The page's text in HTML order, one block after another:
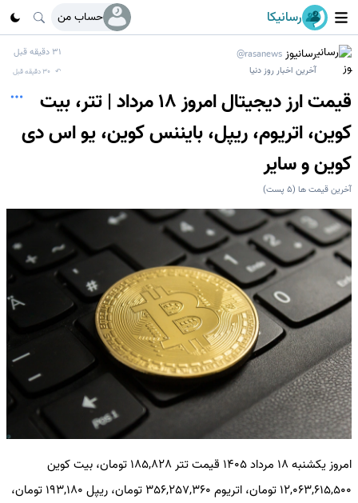
رسانیکا حساب من
رسانیوز @rasanews
آخرین اخبار روز دنیا
31 دقیقه قبل
↶ 30 دقیقه قبل
قیمت ارز دیجیتال امروز 18 مرداد | تتر، بیت
کوین، اتریوم، ریپل، بایننس کوین، یو اس دی
کوین و سایر
آخرین قیمت ها (
5 پست)
امروز یکشنبه 18 مرداد 1405 قیمت تتر 185,828 تومان، بیت کوین
12,063,615,500 تومان، اتریوم 356,257,360 تومان، ریپل 193,180 تومان،